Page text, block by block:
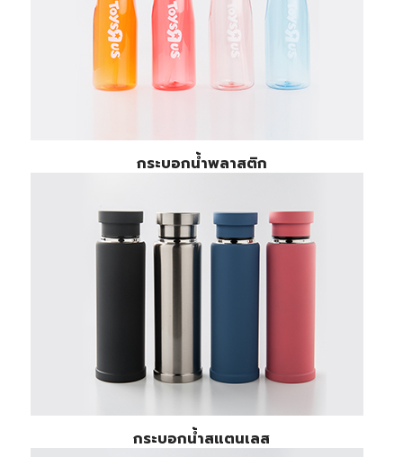
กระบอกน้ำพลาสติก
กระบอกน้ำสแตนเลส